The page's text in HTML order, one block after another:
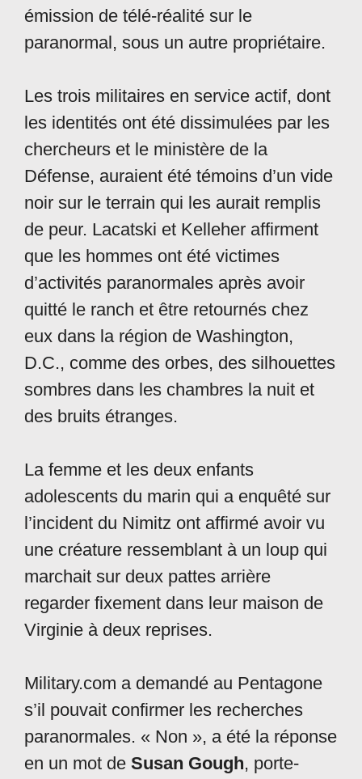
émission de télé-réalité sur le
paranormal, sous un autre propriétaire.
Les trois militaires en service actif, dont
les identités ont été dissimulées par les
chercheurs et le ministère de la
Défense, auraient été témoins d’un vide
noir sur le terrain qui les aurait remplis
de peur. Lacatski et Kelleher affirment
que les hommes ont été victimes
d’activités paranormales après avoir
quitté le ranch et être retournés chez
eux dans la région de Washington,
D.C., comme des orbes, des silhouettes
sombres dans les chambres la nuit et
des bruits étranges.
La femme et les deux enfants
adolescents du marin qui a enquêté sur
l’incident du Nimitz ont affirmé avoir vu
une créature ressemblant à un loup qui
marchait sur deux pattes arrière
regarder fixement dans leur maison de
Virginie à deux reprises.
Military.com a demandé au Pentagone
s’il pouvait confirmer les recherches
paranormales. « Non », a été la réponse
en un mot de Susan Gough, porte-